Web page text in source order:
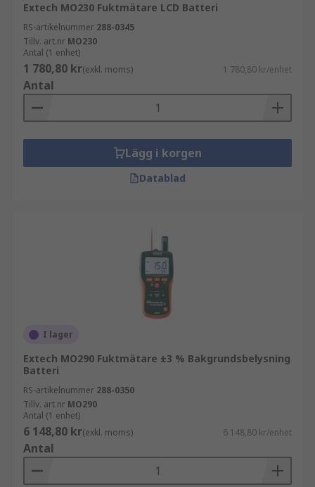
Extech MO230 Fuktmätare LCD Batteri
RS-artikelnummer 288-0345
Tillv. art.nr MO230
Antal (1 enhet)
1 780,80 kr(exkl. moms) 1 780,80 kr/enhet
Antal
Lägg i korgen
Datablad
I lager
Extech MO290 Fuktmätare ±3 % Bakgrundsbelysning
Batteri
RS-artikelnummer 288-0350
Tillv. art.nr MO290
Antal (1 enhet)
6 148,80 kr(exkl. moms) 6 148,80 kr/enhet
Antal